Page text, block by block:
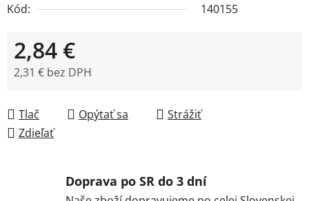
Kód:
140155
2,84 €
2,31 € bez DPH
Tlač
Opýtať sa
Strážiť
Zdieľať
Doprava po SR do 3 dní